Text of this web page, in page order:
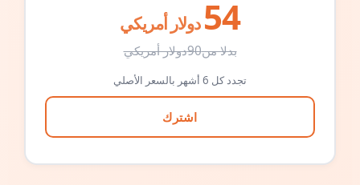
54 دولار أمريكي
بدلا من90دولار أمريكي
تجدد كل 6 أشهر بالسعر الأصلي
اشترك